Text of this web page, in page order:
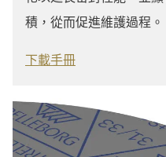
積，從而促進維護過程。
下載手冊